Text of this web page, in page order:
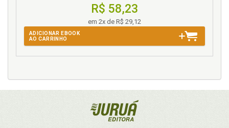
R$ 58,23
em 2x de R$ 29,12
ADICIONAR EBOOK
AO CARRINHO